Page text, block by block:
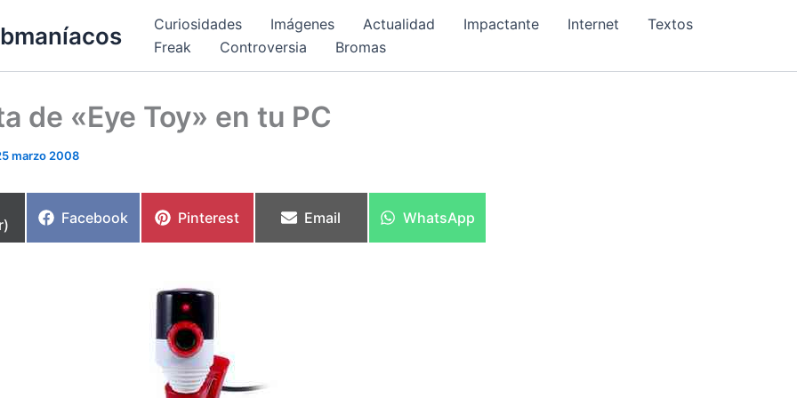
Curiosidades Imágenes Actualidad Impactante Internet
Textos
Freak
Controversia Bromas
de «Eye Toy» en tu PC
marzo 2008
Compartir
Facebook
Compartir
Pinterest
Compartir
Email
Compartir
WhatsApp